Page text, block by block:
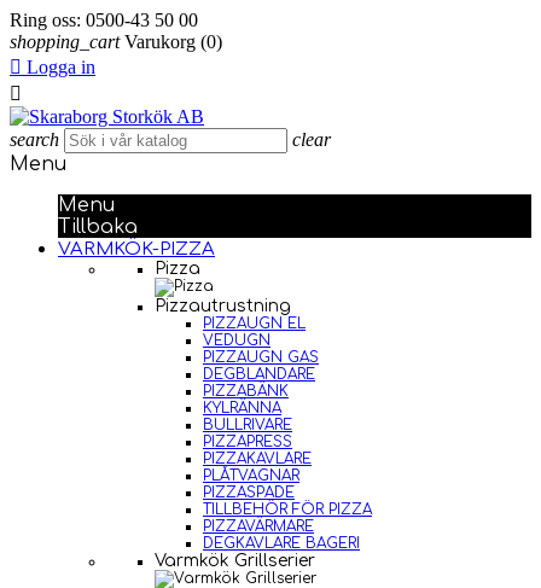
Ring oss: 0500-43 50 00
shopping_cart Varukorg (0)
 Logga in

search clear
Menu
Menu
Tillbaka
VARMKÖK-PIZZA
Pizza
Pizzautrustning
PIZZAUGN EL
VEDUGN
PIZZAUGN GAS
DEGBLANDARE
PIZZABÄNK
KYLRÄNNA
BULLRIVARE
PIZZAPRESS
PIZZAKAVLARE
PLÅTVAGNAR
PIZZASPADE
TILLBEHÖR FÖR PIZZA
PIZZAVÄRMARE
DEGKAVLARE BAGERI
Varmkök Grillserier